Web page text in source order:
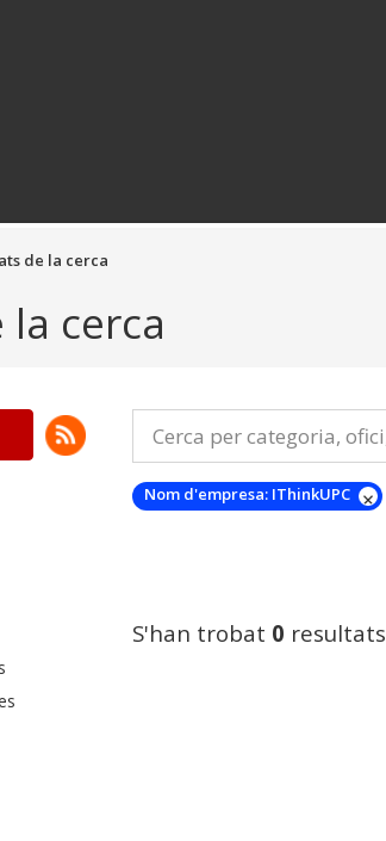
de la cerca
cerca
Nom d'empresa:IThinkUPC
S'han trobat 0 resultats